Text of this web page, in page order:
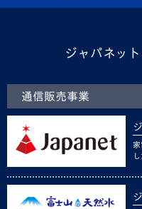
ジャパネッ
通信販売事業